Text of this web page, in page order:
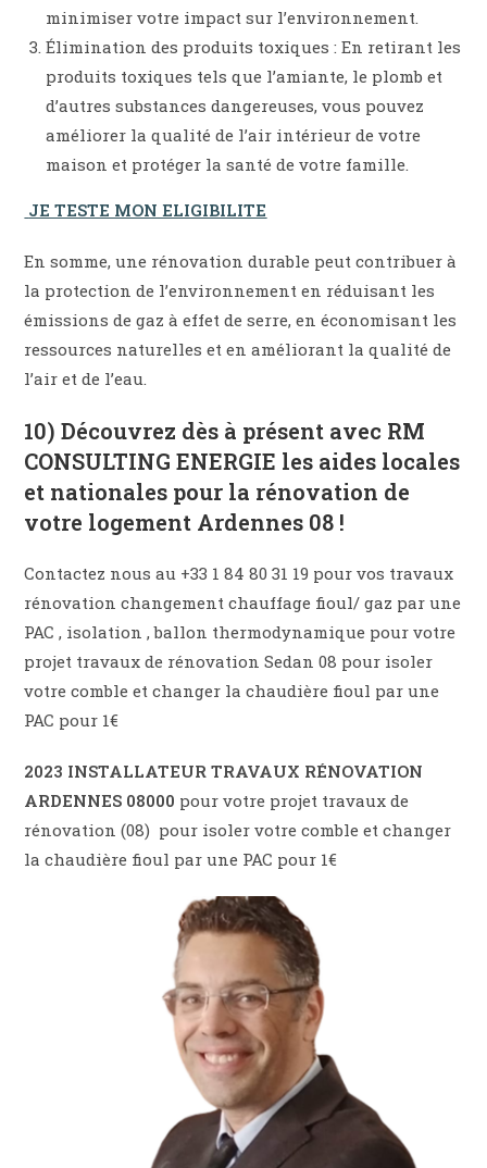
minimiser votre impact sur l’environnement.
Élimination des produits toxiques : En retirant les
produits toxiques tels que l’amiante, le plomb et
d’autres substances dangereuses, vous pouvez
améliorer la qualité de l’air intérieur de votre
maison et protéger la santé de votre famille.
JE TESTE MON ELIGIBILITE
En somme, une rénovation durable peut contribuer à
la protection de l’environnement en réduisant les
émissions de gaz à effet de serre, en économisant les
ressources naturelles et en améliorant la qualité de
l’air et de l’eau.
10) Découvrez dès à présent avec RM
CONSULTING ENERGIE les aides locales
et nationales pour la rénovation de
votre logement Ardennes 08 !
Contactez nous au +33 1 84 80 31 19 pour vos travaux
rénovation changement chauffage fioul/ gaz par une
PAC , isolation , ballon thermodynamique pour votre
projet travaux de rénovation Sedan 08 pour isoler
votre comble et changer la chaudière fioul par une
PAC pour 1€
2023 INSTALLATEUR TRAVAUX RÉNOVATION
ARDENNES 08000 pour votre projet travaux de
rénovation (08) pour isoler votre comble et changer
la chaudière fioul par une PAC pour 1€